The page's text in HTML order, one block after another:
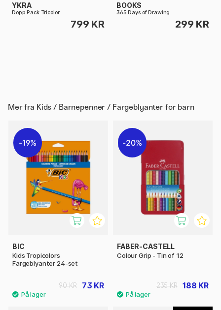
YKRA
Dopp Pack Tricolor
799 KR
BOOKS
365 Days of Drawing
299 KR
Mer fra Kids / Barnepenner / Fargeblyanter for barn
19%
BIC
Kids Tropicolors
Fargeblyanter 24-set
73 KR
90 KR
20%
FABER-CASTELL
Colour Grip - Tin of 12
188 KR
235 KR